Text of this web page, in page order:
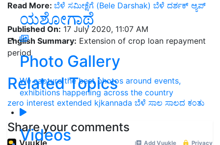
ಯಶೋಗಾಥೆ
Photo Gallery
We capture the best photos around events,
exhibitions happening across the country
Videos
Read More: ಬೆಳೆ ಸಮೀಕ್ಷೆಗೆ (Bele Darshak) ಬೆಳೆ ದರ್ಶಕ್ ಆ್ಯಪ್‌
Published On: 17 July 2020, 11:07 AM
English Summary: Extension of crop loan repayment
period
Related Topics
zero interest extended kjkannada ಬೆಳೆ ಸಾಲ ಸಾಲದ ಕಂತು
Share your comments